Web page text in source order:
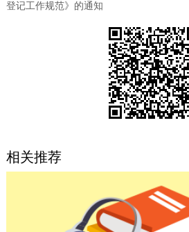
法人服务
利企服务
政民互动
12345网上接诉即办 我要咨询
登记工作规范》的通知
相关推荐